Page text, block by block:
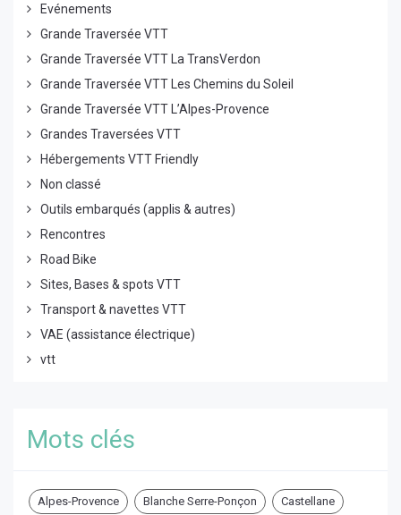
Evénements
Grande Traversée VTT
Grande Traversée VTT La TransVerdon
Grande Traversée VTT Les Chemins du Soleil
Grande Traversée VTT L’Alpes-Provence
Grandes Traversées VTT
Hébergements VTT Friendly
Non classé
Outils embarqués (applis & autres)
Rencontres
Road Bike
Sites, Bases & spots VTT
Transport & navettes VTT
VAE (assistance électrique)
vtt
Mots clés
Alpes-Provence Blanche Serre-Ponçon Castellane